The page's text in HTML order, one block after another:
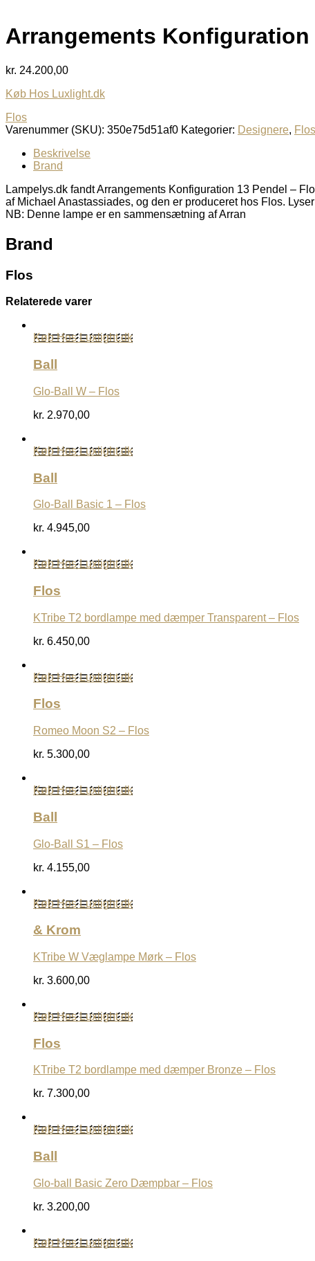
Arrangements Konfiguration
kr. 24.200,00
Køb Hos Luxlight.dk
Flos
Varenummer (SKU): 350e75d51af0 Kategorier: Designere, Flos
Beskrivelse
Brand
Lampelys.dk fandt Arrangements Konfiguration 13 Pendel –
af Michael Anastassiades, og den er produceret hos Flos.
NB: Denne lampe er en sammensætning af Arran
Brand
Flos
Relaterede varer
Køb Hos Luxlight.dk
Ball
Glo-Ball W – Flos
kr. 2.970,00
Køb Hos Luxlight.dk
Ball
Glo-Ball Basic 1 – Flos
kr. 4.945,00
Køb Hos Luxlight.dk
Flos
KTribe T2 bordlampe med dæmper Transparent – Flos
kr. 6.450,00
Køb Hos Luxlight.dk
Flos
Romeo Moon S2 – Flos
kr. 5.300,00
Køb Hos Luxlight.dk
Ball
Glo-Ball S1 – Flos
kr. 4.155,00
Køb Hos Luxlight.dk
& Krom
KTribe W Væglampe Mørk – Flos
kr. 3.600,00
Køb Hos Luxlight.dk
Flos
KTribe T2 bordlampe med dæmper Bronze – Flos
kr. 7.300,00
Køb Hos Luxlight.dk
Ball
Glo-ball Basic Zero Dæmpbar – Flos
kr. 3.200,00
Køb Hos Luxlight.dk